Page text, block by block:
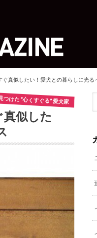
ぐ真似したい！愛犬との暮らしに光
けた “心くすぐる” 愛犬家
真似した